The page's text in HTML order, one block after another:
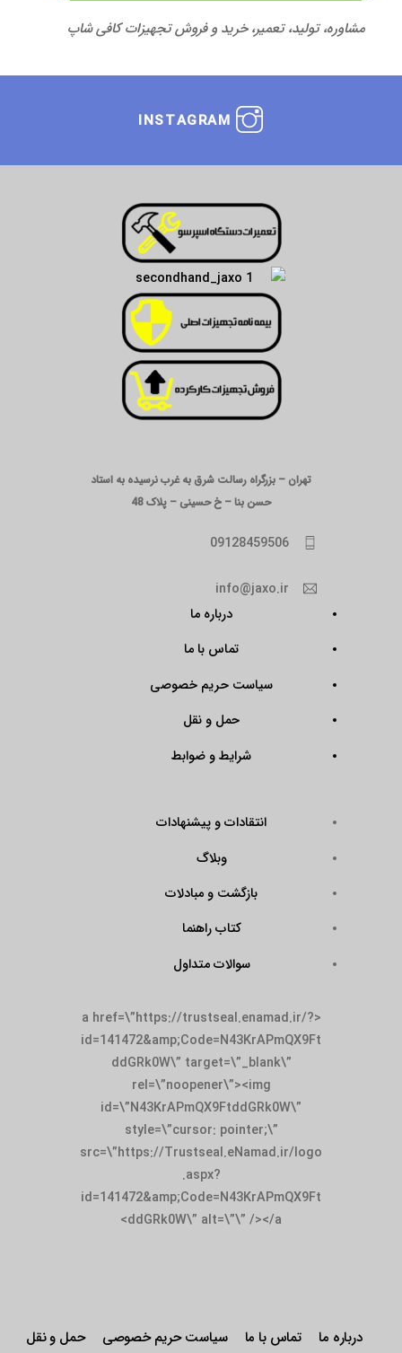
مشاوره، تولید، تعمیر، خرید و فروش تجهیزات کافی شاپ
INSTAGRAM
تهران – بزرگراه رسالت شرق به غرب نرسیده به استاد
حسن بنا – خ حسینی – پلاک 48
09128459506
info@jaxo.ir
درباره ما
تماس با ما
سیاست حریم خصوصی
حمل و نقل
شرایط و ضوابط
انتقادات و پیشنهادات
وبلاگ
بازگشت و مبادلات
کتاب راهنما
سوالات متداول
<a href=\”https://trustseal.enamad.ir/?
id=141472&amp;Code=N43KrAPmQX9Ft
ddGRk0W\” target=\”_blank\”
rel=\”noopener\”><img
id=\”N43KrAPmQX9FtddGRk0W\”
style=\”cursor: pointer;\”
src=\”https://Trustseal.eNamad.ir/logo
.aspx?
id=141472&amp;Code=N43KrAPmQX9Ft
ddGRk0W\” alt=\”\” /></a>
درباره ما تماس با ما سیاست حریم خصوصی
حمل و نقل